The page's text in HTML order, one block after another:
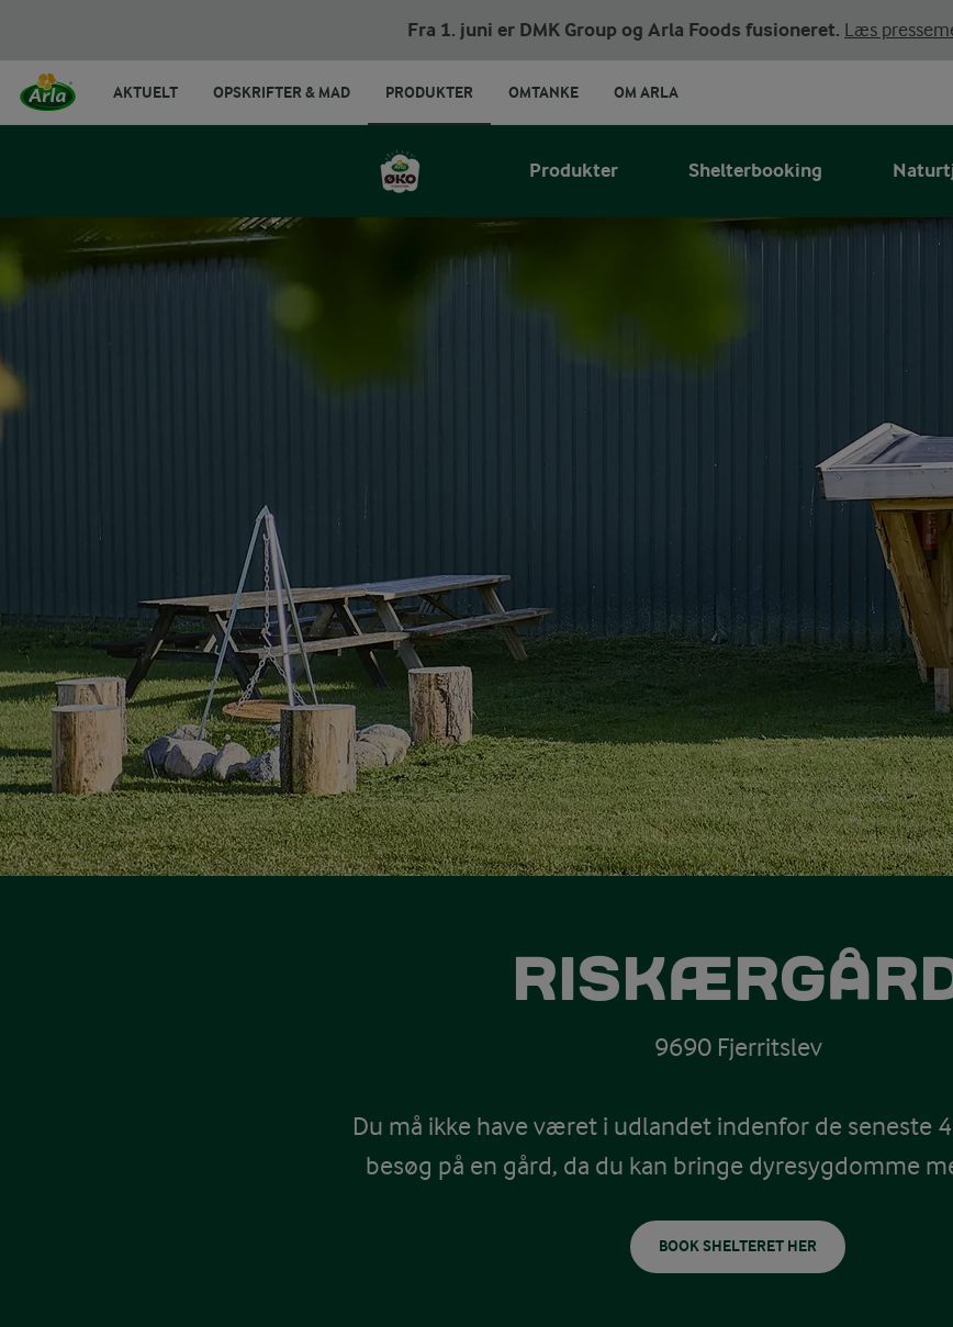
Fra 1. juni er DMK Group og Arla Foods fusioneret. Læs
AKTUELT OPSKRIFTER & MAD PRODUKTER OMTANKE OM ARLA
Produkter Shelterbooking
9690 Fjerritslev
Du må ikke have været i udlandet indenfor de seneste
besøg på en gård, da du kan bringe dyresygdomme
BOOK SHELTERET HER